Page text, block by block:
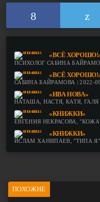
«ВСЁ
ПСИХОЛОГ САБИНА
«ВСЁ
САБИНА БАЙРАМОВА | 2022-
«ИВА НОВА»
НАТАША, НАСТЯ, КАТЯ, ГАЛЯ |
«КНИЖКИ»
ЕВГЕНИЯ НЕКРАСОВА, "КОЖА"
«КНИЖКИ»
ИСЛАМ ХАНИПАЕВ, "ТИПА Я" |
ПОХОЖИЕ